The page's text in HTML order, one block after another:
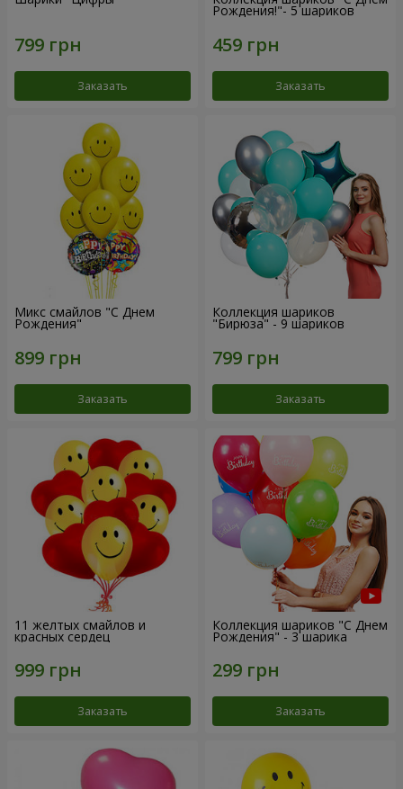
Заказать
Рождения!"- 5 шариков
Заказать
Микс смайлов "C Днем
Рождения"
Заказать
Коллекция шариков
"Бирюза" - 9 шариков
Заказать
11 желтых смайлов и
красных сердец
Заказать
Коллекция шариков "С Днем
Рождения" - 3 шарика
Заказать